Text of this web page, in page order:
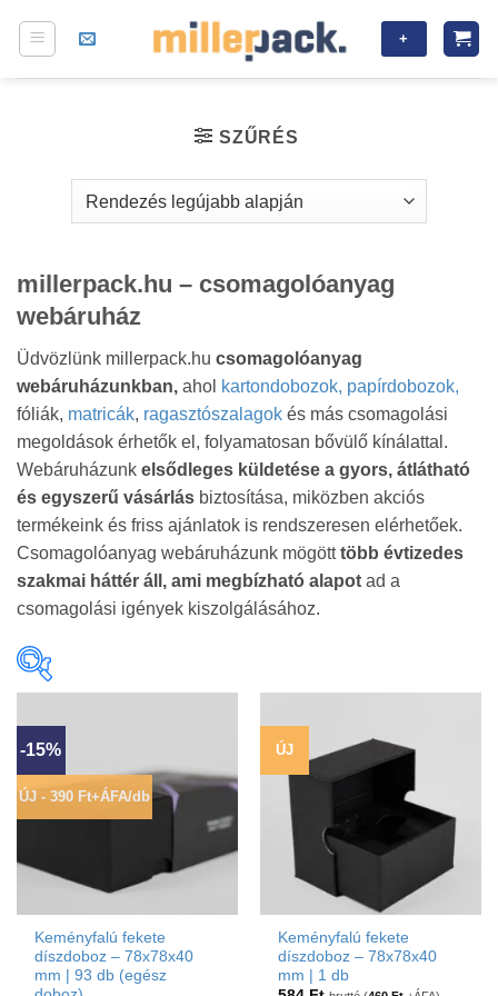
+
SZŰRÉS
millerpack.hu – csomagolóanyag
webáruház
Üdvözlünk millerpack.hu csomagolóanyag
webáruházunkban, ahol kartondobozok, papírdobozok,
fóliák, matricák, ragasztószalagok és más csomagolási
megoldások érhetők el, folyamatosan bővülő kínálattal.
Webáruházunk elsődleges küldetése a gyors, átlátható
és egyszerű vásárlás biztosítása, miközben akciós
termékeink és friss ajánlatok is rendszeresen elérhetőek.
Csomagolóanyag webáruházunk mögötttöbb évtizedes
szakmai háttér áll, ami megbízható alapot ad a
csomagolási igények kiszolgálásához.
Doboz hosszúsága
(43) 201-300 mm
301-400 mm 401 mm felett
Doboz szélessége
(38)
151-200 mm(24) 201 mm felett(56)
-15%
ÚJ - 390 Ft+ÁFA/db
Keményfalú fekete
díszdoboz – 78x78x40
mm | 93 db (egész
ÚJ
Keményfalú fekete
díszdoboz – 78x78x40
mm | 1 db